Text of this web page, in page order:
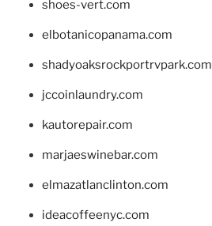
shoes-vert.com
elbotanicopanama.com
shadyoaksrockportrvpark.com
jccoinlaundry.com
kautorepair.com
marjaeswinebar.com
elmazatlanclinton.com
ideacoffeenyc.com